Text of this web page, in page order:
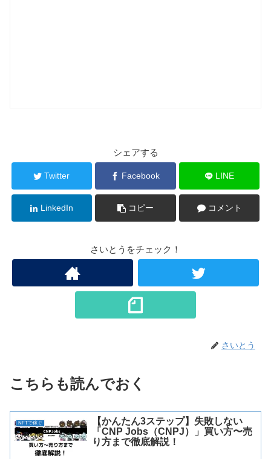
シェアする
Twitter Facebook LINE
LinkedIn コピー コメント
さいとうをチェック！
さいとう
こちらも読んでおく
NFTで稼ぐ
【かんたん3ステップ】失敗しない
「CNP Jobs（CNPJ）」買い方〜売
り方まで徹底解説！